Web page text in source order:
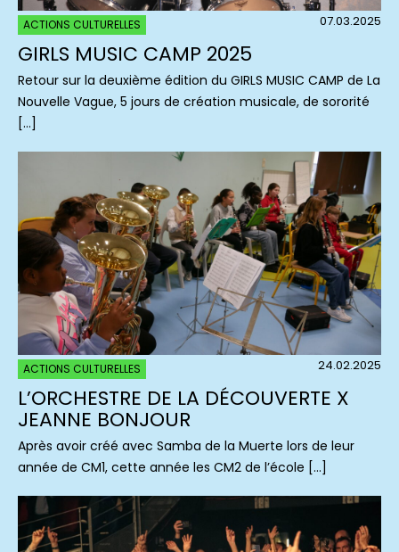
ACTIONS CULTURELLES 07.03.2025
GIRLS MUSIC CAMP 2025
Retour sur la deuxième édition du GIRLS MUSIC CAMP de La
Nouvelle Vague, 5 jours de création musicale, de sororité
[…]
ACTIONS CULTURELLES 24.02.2025
L’ORCHESTRE DE LA DÉCOUVERTE X
JEANNE BONJOUR
Après avoir créé avec Samba de la Muerte lors de leur
année de CM1, cette année les CM2 de l’école […]